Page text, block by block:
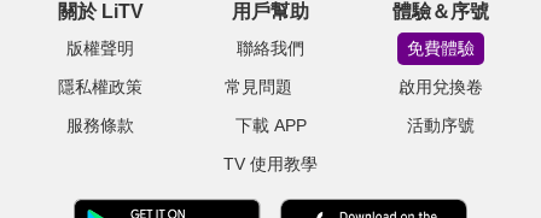
關於 LiTV
版權聲明
隱私權政策
服務條款
用戶幫助
聯絡我們
常見問題
下載 APP
TV 使用教學
體驗＆序號
免費體驗
啟用兌換卷
活動序號